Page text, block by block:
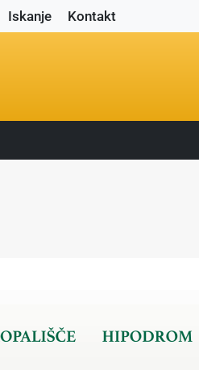
Iskanje Kontakt